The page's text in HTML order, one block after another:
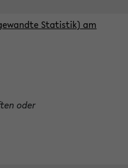
Statistik) am
oder